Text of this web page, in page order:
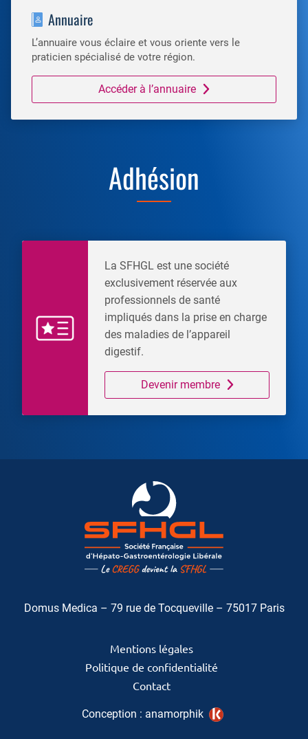
Annuaire
L’annuaire vous éclaire et vous oriente vers le
praticien spécialisé de votre région.
Accéder à l’annuaire
Adhésion
La SFHGL est une société
exclusivement réservée aux
professionnels de santé
impliqués dans la prise en charge
des maladies de l’appareil
digestif.
Devenir membre
Domus Medica – 79 rue de Tocqueville – 75017 Paris
Mentions légales
Politique de confidentialité
Contact
Conception : anamorphik